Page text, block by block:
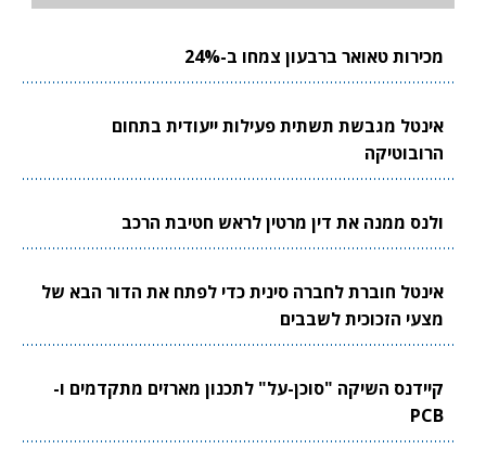
מכירות טאואר ברבעון צמחו ב-24%
אינטל מגבשת תשתית פעילות ייעודית בתחום
הרובוטיקה
ולנס ממנה את דין מרטין לראש חטיבת הרכב
אינטל חוברת לחברה סינית כדי לפתח את הדור הבא של
מצעי הזכוכית לשבבים
קיידנס השיקה "סוכן-על" לתכנון מארזים מתקדמים ו-
PCB